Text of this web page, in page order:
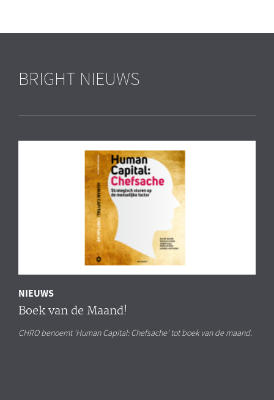
BRIGHT NIEUWS
NIEUWS
Boek van de Maand!
CHRO benoemt ‘Human Capital: Chefsache’ tot boek van de maand.